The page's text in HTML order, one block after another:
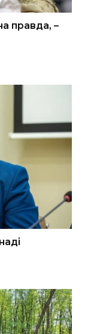
правда, –